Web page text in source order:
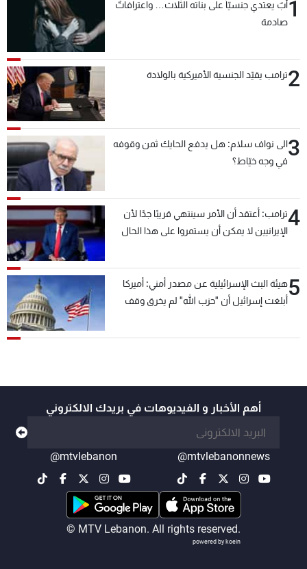
1أبٌ يعتدي جنسيّاً على بناته الثلاث… واعترافاتٌ
صادمة
2ترامب يقيّد الجنسية الأميركية بالولادة
3الى نواف سلام: هل يدفع الحايك ثمن وقوفه
في وجه خيّاط؟
4ترامب: أعتقد أن الأمر سينتهي قريبًا جدًا لأن
الإيرانيين لا يمكن أن يستمروا على هذا الحال
5هيئة البث الإسرائيلية عن مصدر أمني: أميركا
أبلغت إسرائيل أن "حزب الله" لم يخرق وقف
أهم الأخبار و الفيديوهات في بريدك الالكتروني
@mtvlebanonnews
@mtvlebanon
© MTV Lebanon. All rights reserved.
powered by koein